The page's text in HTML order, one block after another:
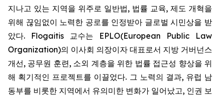
지나고 있는 지역을 위주로 일반법, 법률 교육, 제도 개혁을
위해 끊임없이 노력한 공로를 인정받아 글로벌 시민상을 받
았다. Flogaitis 교수는 EPLO(European Public Law
Organization)의 이사회 의장이자 대표로서 지방 거버넌스
개선, 공무원 훈련, 소외 계층을 위한 법률 접근성 향상을 위
해 획기적인 프로젝트를 이끌었다. 그 노력의 결과, 유럽 남
동부를 비롯한 지역에서 유의미한 변화가 일어났고, 인권 보